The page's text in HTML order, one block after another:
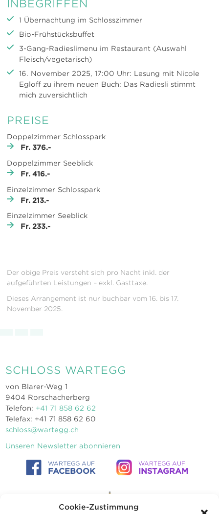
Cookie-Zustimmung
INBEGRIFFEN
1 Übernachtung im Schlosszimmer
Bio-Frühstücksbuffet
3-Gang-Radieslimenu im Restaurant (Auswahl
Fleisch/vegetarisch)
16. November 2025, 17:00 Uhr: Lesung mit Nicole
Egloff zu ihrem neuen Buch: Das Radiesli stimmt
mich zuversichtlich
PREISE
Doppelzimmer Schlosspark
Fr. 376.-
Doppelzimmer Seeblick
Fr. 416.-
Einzelzimmer Schlosspark
Fr. 213.-
Einzelzimmer Seeblick
Fr. 233.-
Der obige Preis versteht sich pro Nacht inkl. der
aufgeführten Leistungen – exkl. Gasttaxe.
Dieses Arrangement ist nur buchbar vom 16. bis 17.
November 2025.
SCHLOSS WARTEGG
von Blarer-Weg 1
9404 Rorschacherberg
Telefon: +41 71 858 62 62
Telefax: +41 71 858 62 60
schloss@wartegg.ch
Unseren Newsletter abonnieren
WARTEGG AUF
FACEBOOK
WARTEGG AUF
INSTAGRAM